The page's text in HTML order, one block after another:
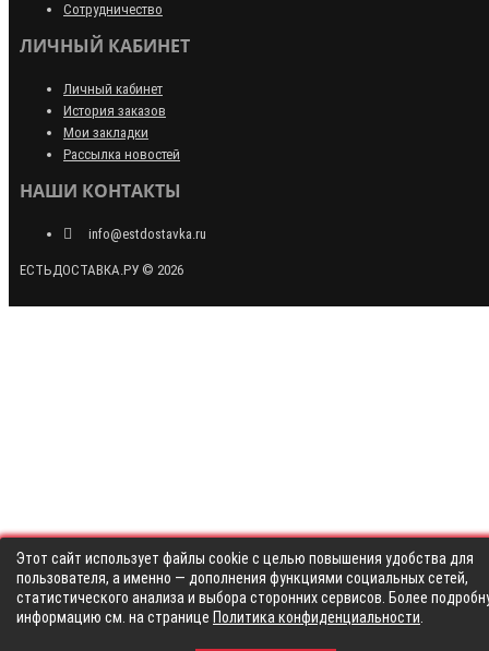
Сотрудничество
ЛИЧНЫЙ КАБИНЕТ
Личный кабинет
История заказов
Мои закладки
Рассылка новостей
НАШИ КОНТАКТЫ
info@estdostavka.ru
ЕСТЬДОСТАВКА.РУ © 2026
Этот сайт использует файлы cookie с целью повышения удобства для
пользователя, а именно — дополнения функциями социальных сетей,
статистического анализа и выбора сторонних сервисов. Более
информацию см. на странице Политика конфиденциальности